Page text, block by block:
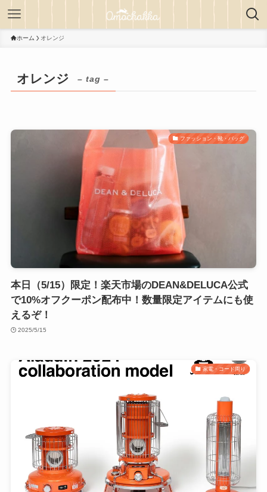
ホーム オレンジ
オレンジ – tag –
ファッション・靴・バッグ
本日（5/15）限定！楽天市場のDEAN&DELUCA公式
で10%オフクーポン配布中！数量限定アイテムにも使
えるぞ！
2025/5/15
家電・コード周り